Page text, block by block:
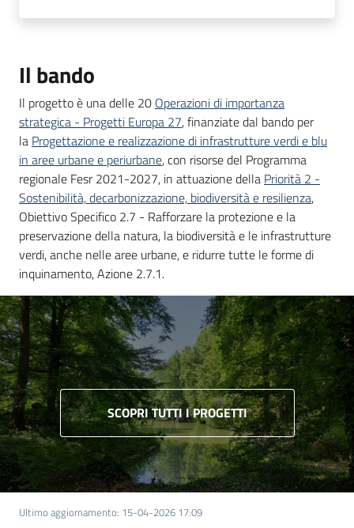
Il bando
Il progetto è una delle 20 Operazioni di importanza
strategica - Progetti Europa 27, finanziate dal bando per
la Progettazione e realizzazione di infrastrutture verdi e blu
in aree urbane e periurbane, con risorse del Programma
regionale Fesr 2021-2027, in attuazione della Priorità 2 -
Sostenibilità, decarbonizzazione, biodiversità e resilienza,
Obiettivo Specifico 2.7 - Rafforzare la protezione e la
preservazione della natura, la biodiversità e le infrastrutture
verdi, anche nelle aree urbane, e ridurre tutte le forme di
inquinamento, Azione 2.7.1.
SCOPRI TUTTI I PROGETTI
Ultimo aggiornamento: 15-04-2026 17:09